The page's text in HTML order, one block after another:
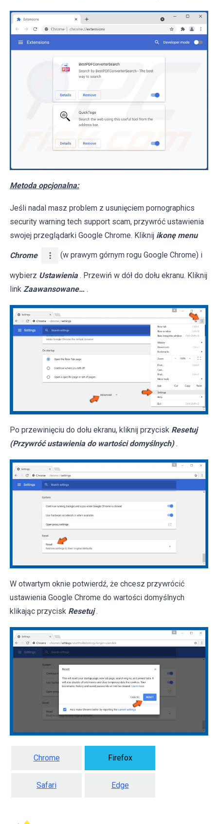
Metoda opcjonalna:
Jeśli nadal masz problem z usunięciem pornographics
security warning tech support scam, przywróć ustawienia
swojej przeglądarki Google Chrome. Kliknij ikonę menu
Chrome (w prawym górnym rogu Google Chrome) i
wybierz Ustawienia . Przewiń w dół do dołu ekranu. Kliknij
link Zaawansowane… .
Po przewinięciu do dołu ekranu, kliknij przycisk Resetuj
(Przywróć ustawienia do wartości domyślnych) .
W otwartym oknie potwierdź, że chcesz przywrócić
ustawienia Google Chrome do wartości domyślnych
klikając przycisk Resetuj .
Chrome Firefox
Safari Edge